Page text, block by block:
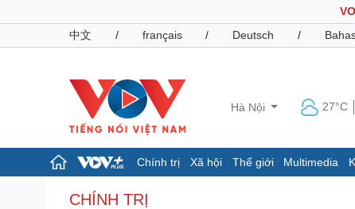
中文
/ français / Deutsch /
Hà Nội 27°C
Chính trị Xã hội Thế giới Multimedia
Chính trị
CHÍNH TRỊ